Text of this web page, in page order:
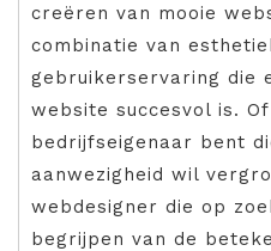
creëren van mooie
combinatie van
gebruikerservaring die
website succesvol is.
bedrijfseigenaar bent
aanwezigheid wil
webdesigner die op
begrijpen van de